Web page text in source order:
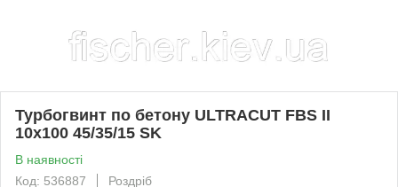
Турбогвинт по бетону ULTRACUT FBS II
10x100 45/35/15 SK
В наявності
Код: 536887
Роздріб